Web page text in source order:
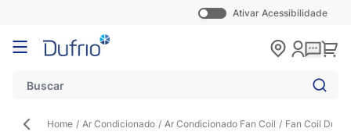
Ativar Acessibilidade
Pular para o conteúdo
Home / Ar Condicionado / Ar Condicionado Fan Coil / Fan Coil Duto